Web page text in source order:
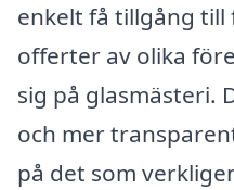
enkelt få tillgång
offerter av olika
sig på glasmästeri.
och mer
på det som